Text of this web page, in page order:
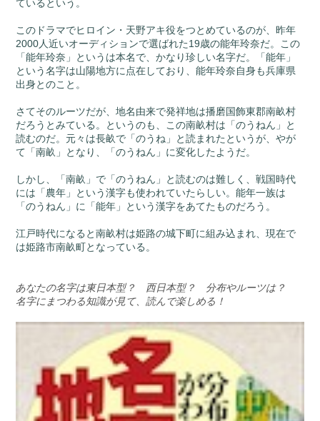
ているという。
このドラマでヒロイン・天野アキ役をつとめているのが、昨年
2000人近いオーディションで選ばれた19歳の能年玲奈だ。この
「能年玲奈」というは本名で、かなり珍しい名字だ。「能年」
という名字は山陽地方に点在しており、能年玲奈自身も兵庫県
出身とのこと。
さてそのルーツだが、地名由来で発祥地は播磨国飾東郡南畝村
だろうとみている。というのも、この南畝村は「のうねん」と
読むのだ。元々は長畝で「のうね」と読まれたというが、やが
て「南畝」となり、「のうねん」に変化したようだ。
しかし、「南畝」で「のうねん」と読むのは難しく、戦国時代
には「農年」という漢字も使われていたらしい。能年一族は
「のうねん」に「能年」という漢字をあてたものだろう。
江戸時代になると南畝村は姫路の城下町に組み込まれ、現在で
は姫路市南畝町となっている。
あなたの名字は東日本型？ 西日本型？ 分布やルーツは？
名字にまつわる知識が見て、読んで楽しめる！